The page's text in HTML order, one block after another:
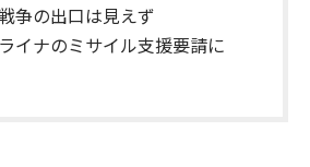
争の出口は見えず
イナのミサイル支援要請に